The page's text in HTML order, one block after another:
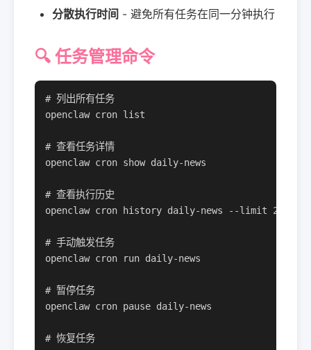
分散执行时间 - 避免所有任务在同一分钟执行
🔍 任务管理命令
# 列出所有任务
openclaw cron list
# 查看任务详情
openclaw cron show daily-news
# 查看执行历史
openclaw cron history daily-news --limit 20
# 手动触发任务
openclaw cron run daily-news
# 暂停任务
openclaw cron pause daily-news
# 恢复任务